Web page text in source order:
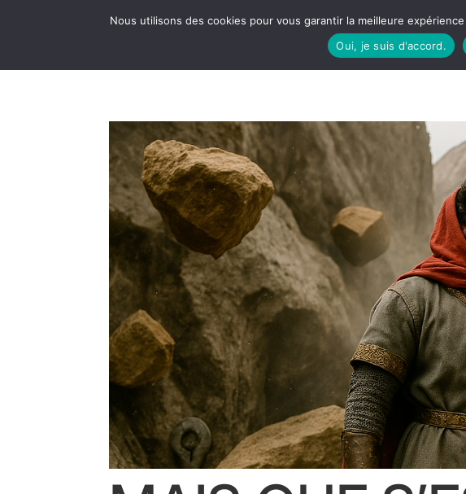
LE STUDIO FÊTES
Nous utilisons des cookies pour vous garantir la meilleure
Oui, je suis d'accord.